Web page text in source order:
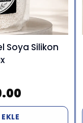
Soya Silikon